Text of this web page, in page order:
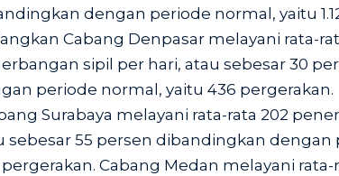
dengan periode normal, yaitu
Cabang Denpasar melayani rata-
sipil per hari, atau sebesar 30
periode normal, yaitu 436 pergerakan.
Surabaya melayani rata-rata 202
sebesar 55 persen dibandingkan dengan
pergerakan. Cabang Medan melayani rata-